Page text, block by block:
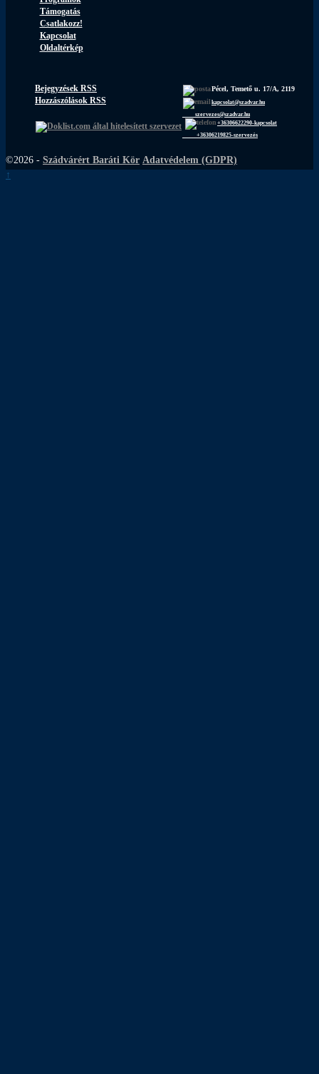
Támogatás
Csatlakozz!
Kapcsolat
Oldaltérkép
Bejegyzések RSS
Hozzászólások RSS
Pécel, Temető u. 17/A, 2119
kapcsolat@szadvar.hu
szervezes@szadvar.hu
+36306622290-kapcsolat
+36306219825-szervezés
©2026 - Szádvárért Baráti Kör Adatvédelem (GDPR)
↑